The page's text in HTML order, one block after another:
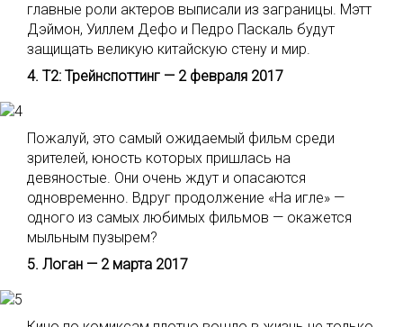
главные роли актеров выписали из заграницы. Мэтт
Дэймон, Уиллем Дефо и Педро Паскаль будут
защищать великую китайскую стену и мир.
4. Т2: Трейнспоттинг — 2 февраля 2017
Пожалуй, это самый ожидаемый фильм среди
зрителей, юность которых пришлась на
девяностые. Они очень ждут и опасаются
одновременно. Вдруг продолжение «На игле» —
одного из самых любимых фильмов — окажется
мыльным пузырем?
5. Логан — 2 марта 2017